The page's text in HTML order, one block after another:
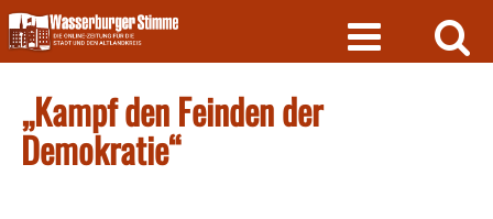
Skip
to
content
„Kampf den Feinden der
Demokratie“